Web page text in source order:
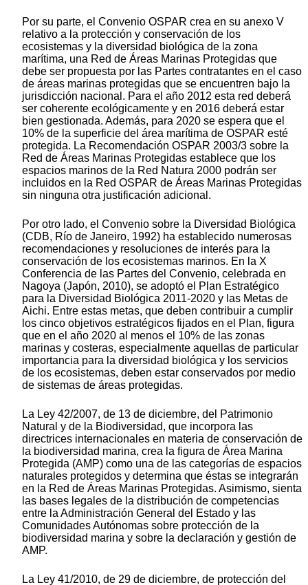
Por su parte, el Convenio OSPAR crea en su anexo V
relativo a la protección y conservación de los
ecosistemas y la diversidad biológica de la zona
marítima, una Red de Áreas Marinas Protegidas que
debe ser propuesta por las Partes contratantes en el caso
de áreas marinas protegidas que se encuentren bajo la
jurisdicción nacional. Para el año 2012 esta red deberá
ser coherente ecológicamente y en 2016 deberá estar
bien gestionada. Además, para 2020 se espera que el
10% de la superficie del área marítima de OSPAR esté
protegida. La Recomendación OSPAR 2003/3 sobre la
Red de Áreas Marinas Protegidas establece que los
espacios marinos de la Red Natura 2000 podrán ser
incluidos en la Red OSPAR de Áreas Marinas Protegidas
sin ninguna otra justificación adicional.
Por otro lado, el Convenio sobre la Diversidad Biológica
(CDB, Río de Janeiro, 1992) ha establecido numerosas
recomendaciones y resoluciones de interés para la
conservación de los ecosistemas marinos. En la X
Conferencia de las Partes del Convenio, celebrada en
Nagoya (Japón, 2010), se adoptó el Plan Estratégico
para la Diversidad Biológica 2011-2020 y las Metas de
Aichi. Entre estas metas, que deben contribuir a cumplir
los cinco objetivos estratégicos fijados en el Plan, figura
que en el año 2020 al menos el 10% de las zonas
marinas y costeras, especialmente aquellas de particular
importancia para la diversidad biológica y los servicios
de los ecosistemas, deben estar conservados por medio
de sistemas de áreas protegidas.
La Ley 42/2007, de 13 de diciembre, del Patrimonio
Natural y de la Biodiversidad, que incorpora las
directrices internacionales en materia de conservación de
la biodiversidad marina, crea la figura de Área Marina
Protegida (AMP) como una de las categorías de espacios
naturales protegidos y determina que éstas se integrarán
en la Red de Áreas Marinas Protegidas. Asimismo, sienta
las bases legales de la distribución de competencias
entre la Administración General del Estado y las
Comunidades Autónomas sobre protección de la
biodiversidad marina y sobre la declaración y gestión de
AMP.
La Ley 41/2010, de 29 de diciembre, de protección del